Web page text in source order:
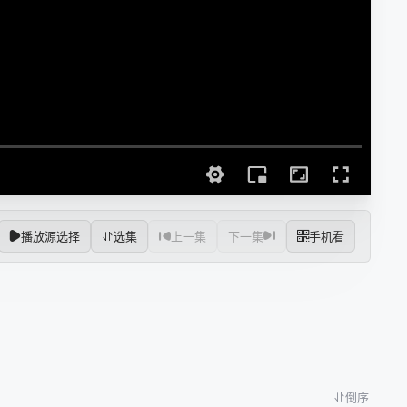
播放源选择 选集 上一集 下一集 手机看
倒序